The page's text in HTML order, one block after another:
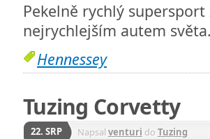
Pekelně rychlý
nejrychlejším autem
Hennessey
Tuzing Corvetty
22. SRP Napsal venturi do Tuzing